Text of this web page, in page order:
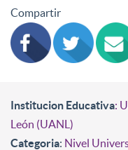
Compartir
Institucion Educativa:
León (UANL)
Categoria: Nivel